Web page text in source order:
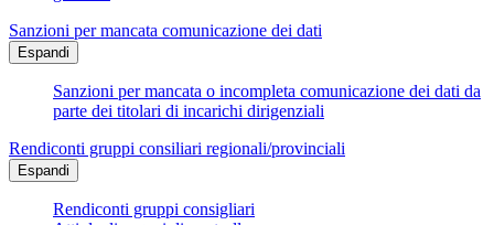
Sanzioni per mancata comunicazione dei dati
Espandi
Sanzioni per mancata o incompleta comunicazione dei dati da
parte dei titolari di incarichi dirigenziali
Rendiconti gruppi consiliari regionali/provinciali
Espandi
Rendiconti gruppi consigliari